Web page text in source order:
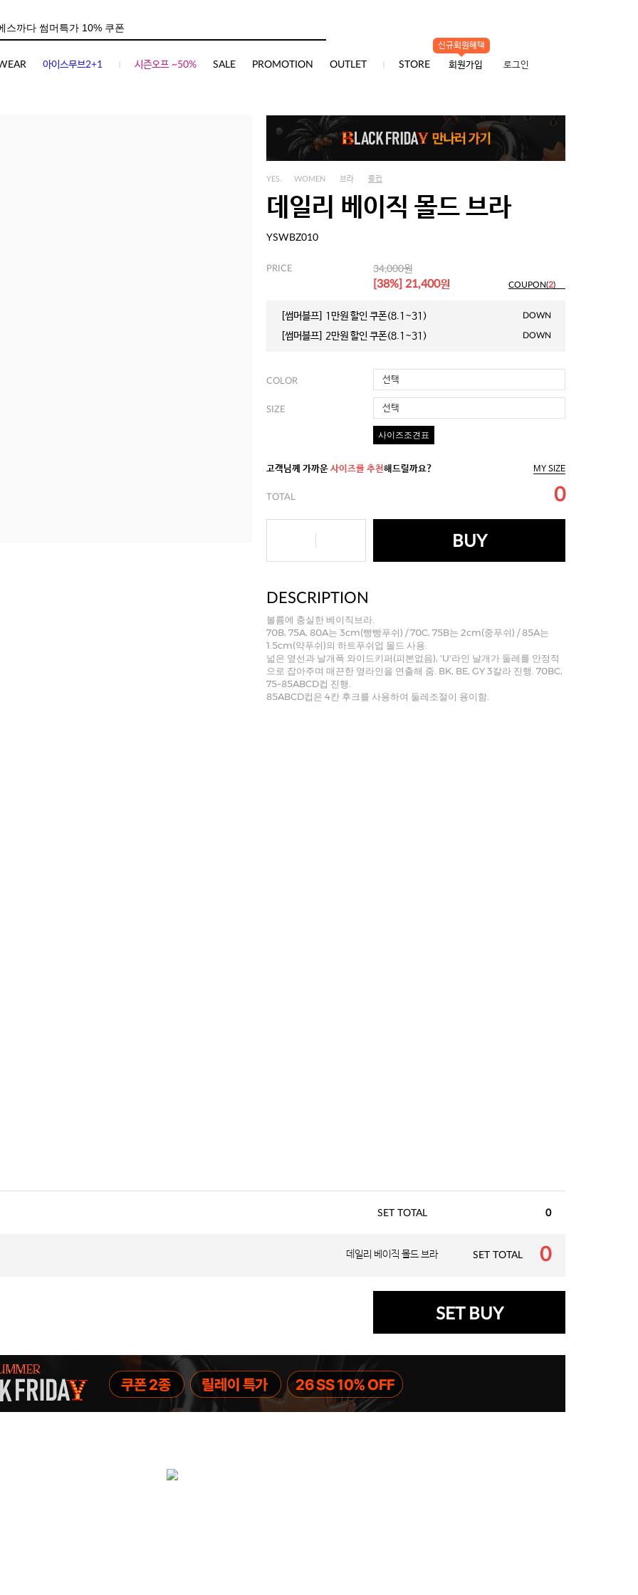
아이스무브2+1 시즌오프 ~50% SALE PROMOTION OUTLET STORE
신규회원혜택
회원가입 로그인
YES. WOMEN 브라 풀컵
데일리 베이직 몰드 브라
YSWBZ010
PRICE 34,000원
[38%] 21,400원 COUPON(2)
[썸머블프] 1만원 할인 쿠폰(8.1~31) DOWN
[썸머블프] 2만원 할인 쿠폰(8.1~31) DOWN
COLOR 선택
SIZE 선택
사이즈조견표
고객님께 가까운 사이즈를 추천해드릴까요? MY SIZE
TOTAL 0
BUY
DESCRIPTION
볼륨에 충실한 베이직브라.
70B, 75A, 80A는 3cm(빵빵푸쉬) / 70C, 75B는 2cm(중푸쉬) / 85A는
1.5cm(약푸쉬)의 하트푸쉬업 몰드 사용.
넓은 옆선과 날개폭 와이드키퍼(피본없음), 'U'라인 날개가 둘레를 안정적
으로 잡아주며 매끈한 옆라인을 연출해 줌. BK, BE, GY 3칼라 진행. 70BC,
75~85ABCD컵 진행.
85ABCD컵은 4칸 후크를 사용하여 둘레조절이 용이함.
SET TOTAL 0
데일리 베이직 몰드 브라 SET TOTAL 0
SET BUY